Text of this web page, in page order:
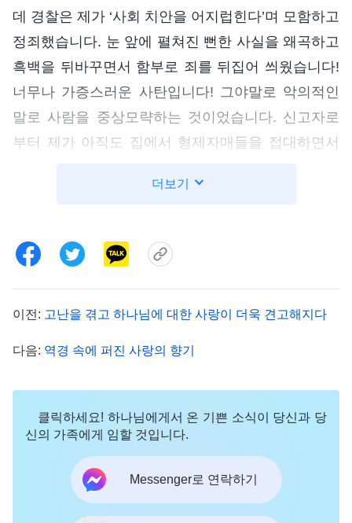
데 경찰은 제가 ‘사회 치안을 어지럽힌다’며 모함하고
정죄했습니다. 눈 앞에 펼쳐진 뻔한 사실을 왜곡하고
흑백을 뒤바꾸면서 함부로 죄를 뒤집어 씌웠습니다!
너무나 가증스러운 사탄입니다! 그야말로 악의적인
말로 사람을 중상모략하는 것이었습니다. 신고자로
부터 제가 아직도 집에서 형제자매들을 접대하면서
시를 늦추지 않았습니다. 그리고 얼마 후 다시 저를
배하는 사람들이 누군지 빨리 말해. 계속 말 안 하면
감방에 집어넣어 버릴 테니까!” “난 아무것도 모르네!
할 말이 없다니까!” 저는 당당하게 대답했습니다. 경
찰은 화가 머리 끝까지 치밀었지만, 다행히 하나님이
지켜 주셨기에 감히 저를 어쩌지는 못했습니다.
습니다. 혹시라도 연루가 될까 봐 형제자매들을 만날
수가 없었고, 그때부터 교회 생활은 중단되었습니다.
교회 생활을 못 하게 되자 마음 붙일 곳이 없어서 너
무나 허전했습니다. 하나님과도 서서히 멀어져 갔습
더보기
이전: 고난을 겪고 하나님에 대한 사랑이 더욱 견고해지다
다음: 역경 속에 퍼진 사랑의 향기
클릭하세요! 하나님에게서 온 기쁜 소식이 당신과 당
신의 가족에게 임할 것입니다.
Messenger로 연락하기